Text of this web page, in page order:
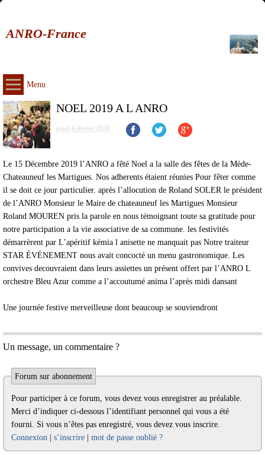
ANRO-France
Menu
NOEL 2019 A L ANRO
jeudi 6 février 2020
Le 15 Décembre 2019 l’ANRO a fêté Noel a la salle des fêtes de la Mède-
Chateauneuf les Martigues. Nos adherents étaient réunies Pour fêter comme
il se doit ce jour particulier. après l’allocution de Roland SOLER le président
de l’ANRO Monsieur le Maire de chateauneuf les Martigues Monsieur
Roland MOUREN pris la parole en nous témoignant toute sa gratitude pour
notre participation a la vie associative de sa commune. les festivités
démarrèrent par L’apéritif kémia l anisette ne manquait pas Notre traiteur
STAR ÉVÉNEMENT nous avait concocté un menu gastronomique. Les
convives decouvraient dans leurs assiettes un présent offert par l’ANRO L
orchestre Bleu Azur comme a l’accoutumé anima l’après midi dansant
Une journée festive merveilleuse dont beaucoup se souviendront
Un message, un commentaire ?
Forum sur abonnement
Pour participer à ce forum, vous devez vous enregistrer au préalable.
Merci d’indiquer ci-dessous l’identifiant personnel qui vous a été
fourni. Si vous n’êtes pas enregistré, vous devez vous inscrire.
Connexion | s’inscrire | mot de passe oublié ?